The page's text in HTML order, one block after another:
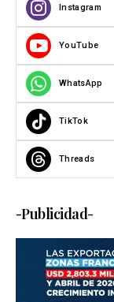
Instagram
YouTube
WhatsApp
TikTok
Threads
-Publicidad-